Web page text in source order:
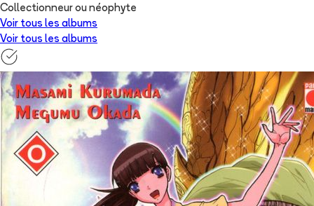
Collectionneur ou néophyte
Voir tous les albums
Voir tous les albums